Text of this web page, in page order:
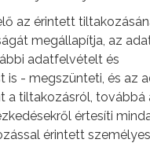
az érintett
megállapítja, az
adatfelvételt és
is - megszünteti, és az
a tiltakozásról, továbbá
értesíti
érintett